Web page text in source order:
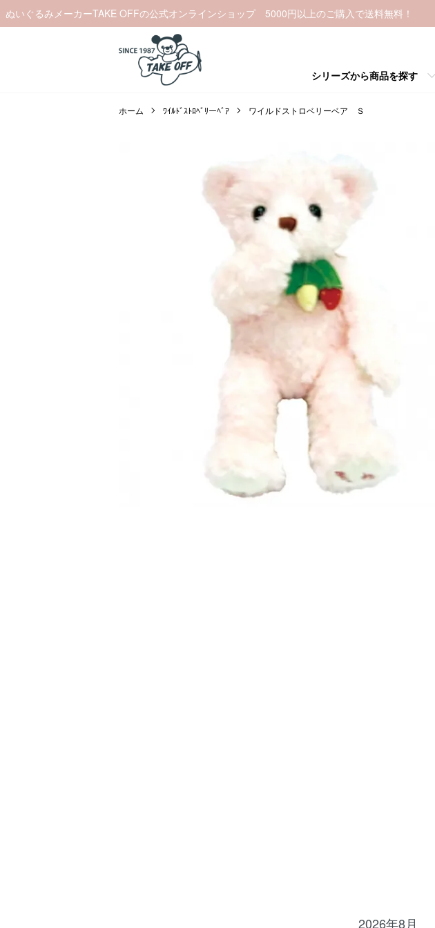
ぬいぐるみメーカーTAKE OFFの公式オンラインショップ 5000円以上のご購入で送料無料！
シリーズから商品を探す
ホーム ﾜｲﾙﾄﾞｽﾄﾛﾍﾞﾘーﾍﾞｱ ワイルドストロベリーベア Ｓ
2026年8月